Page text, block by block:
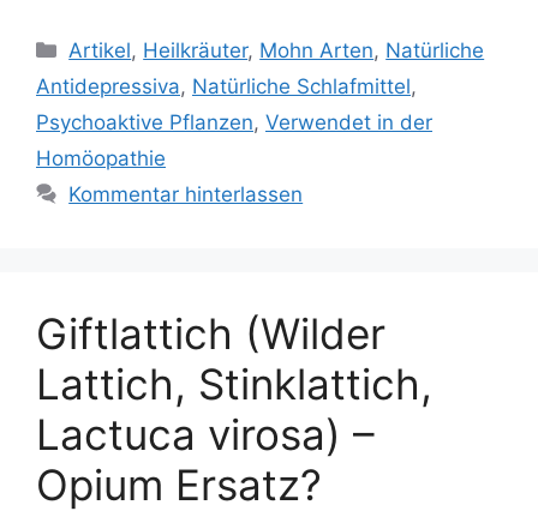
Kategorien
Artikel, Heilkräuter, Mohn Arten, Natürliche
Antidepressiva, Natürliche Schlafmittel,
Psychoaktive Pflanzen, Verwendet in der
Homöopathie
Kommentar hinterlassen
Giftlattich (Wilder
Lattich, Stinklattich,
Lactuca virosa) –
Opium Ersatz?